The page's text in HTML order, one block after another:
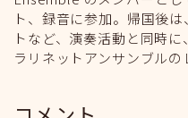
ト、録音に参加。帰国後
トなど、演奏活動と同時
ラリネットアンサンブルの